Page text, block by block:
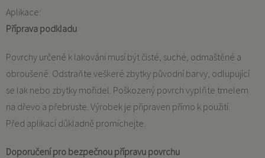
Aplikace:
Příprava podkladu
Povrchy určené k lakování musí být čisté, suché, odmaštěné a
obroušené. Odstraňte veškeré zbytky původní barvy, odlupující
se lak nebo zbytky mořidel. Poškozený povrch vyplňte tmelem
na dřevo a přebruste. Výrobek je připraven přímo k použití.
Před aplikací důkladně promíchejte.
Doporučení pro bezpečnou přípravu povrchu